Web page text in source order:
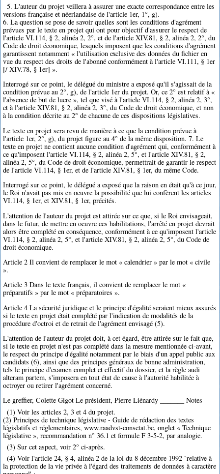
5. L'auteur du projet veillera à assurer une exacte correspondance entre les
versions française et néerlandaise de l'article 1er, 1°, g).
6. La question se pose de savoir quelles sont les conditions d'agrément
prévues par le texte en projet qui ont pour objectif d'assurer le respect de
l'article VI.114, § 2, alinéa 2, 2°, et de l'article XIV.81, § 2, alinéa 2, 2°, du
Code de droit économique, lesquels imposent que les conditions d'agrément
garantissent notamment « l'utilisation exclusive des données du fichier en
vue du respect des droits de l'abonné conformément à l'article VI.111, § 1er
[/ XIV.78, § 1er] ».
Interrogé sur ce point, le délégué du ministre a exposé qu'il s'agissait de la
condition prévue au 2°, g), de l'article 1er du projet. Or, ce 2° est relatif à «
l'absence de but de lucre », tel que visé à l'article VI.114, § 2, alinéa 2, 3°,
et à l'article XIV.81, § 2, alinéa 2, 3°, du Code de droit économique, et non
à la condition décrite au 2° de chacune de ces dispositions législatives.
Le texte en projet sera revu de manière à ce que la condition prévue à
l'article 1er, 2°, g), du projet figure au 4° de la même disposition. 7. Le
texte en projet ne contient aucune condition d'agrément qui, conformément à
ce qu'imposent l'article VI.114, § 2, alinéa 2, 5°, et l'article XIV.81, § 2,
alinéa 2, 5°, du Code de droit économique, permettrait de garantir le respect
de l'article VI.114, § 1er, et de l'article XIV.81, § 1er, du même Code.
Interrogé sur ce point, le délégué a exposé que la raison en était qu'à ce jour,
le Roi n'avait pas mis en oeuvre la possibilité que lui confèrent les articles
VI.114, § 1er, et XIV.81, § 1er, précités.
L'attention de l'auteur du projet est attirée sur ce que, si le Roi envisageait,
dans le futur, de mettre en oeuvre ces habilitations, l'arrêté en projet devrait
alors être complété en conséquence, conformément à ce qu'imposent l'article
VI.114, § 2, alinéa 2, 5°, et l'article XIV.81, § 2, alinéa 2, 5°, du Code de
droit économique.
Article 2 Il convient de remplacer le mot « calendrier » par le mot « civile
».
Article 3 Dans le texte français, il convient de remplacer le mot «
préparatifs » par le mot « préparatoires ».
Article 4 La sécurité juridique et le principe d'égalité seraient mieux assurés
si le texte en projet était complété par l'indication de modalités de la
procédure d'octroi et de retrait de l'agrément envisagé (5).
L'attention de l'auteur du projet doit, à cet égard, être attirée sur le fait que,
si le texte en projet n'est pas complété dans la mesure mentionnée ci-avant,
le respect du principe d'égalité notamment par le biais d'un appel public aux
candidats (6), ainsi que des principes généraux de bonne administration,
tels le principe d'examen complet et effectif du dossier, et la règle audi
alteram partem, s'imposera en tout état de cause à l'autorité habilitée à
octroyer ou retirer l'agrément concerné.
Le greffier, Colette Gigot Le président, Pierre Liénardy _______ Notes
(1) Voir les articles 2, 3 et 4 du projet.
(2) Principes de technique législative - Guide de rédaction des textes
législatifs et réglementaires, www.raadvst-consetat.be, onglet « Technique
législative », recommandation n° 36.1 et formule F 3-5-2, par analogie.
(3) Sur cet aspect, voir 2° ci-après.
(4) Voir l'article 24, § 4, alinéa 2 de la loi du 8 décembre 1992 `relative à
la protection de la vie privée à l'égard des traitements de données à caractère